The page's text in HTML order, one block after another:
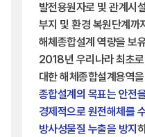
발전용원자로 및 관계시
부지 및 환경 복원단계까
해체종합설계 역량을 보
2018년 우리나라 최초로
대한 해체종합설계용역
종합설계의 목표는 안전
경제적으로 원전해체를
방사성물질 누출을 방지